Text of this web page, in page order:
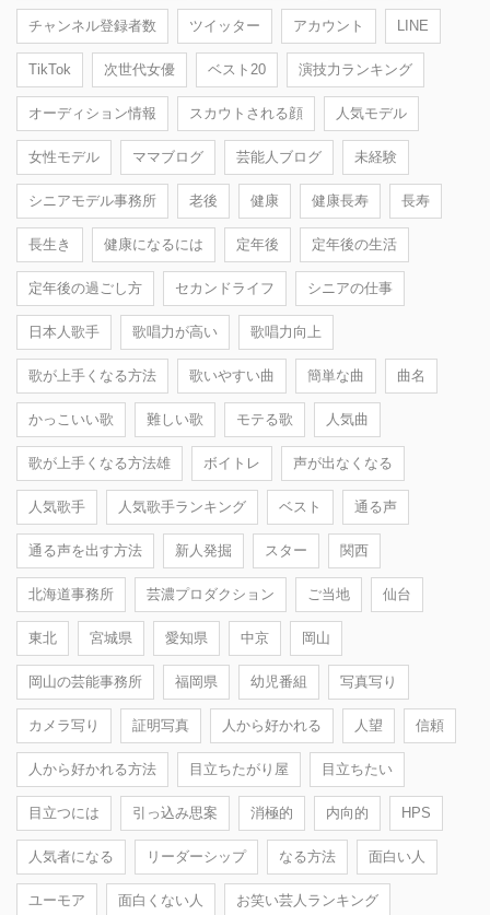
チャンネル登録者数 ツイッター アカウント LINE
TikTok 次世代女優 ベスト20 演技力ランキング
オーディション情報 スカウトされる顔 人気モデル
女性モデル ママブログ 芸能人ブログ 未経験
シニアモデル事務所 老後 健康 健康長寿 長寿
長生き 健康になるには 定年後 定年後の生活
定年後の過ごし方 セカンドライフ シニアの仕事
日本人歌手 歌唱力が高い 歌唱力向上
歌が上手くなる方法 歌いやすい曲 簡単な曲 曲名
かっこいい歌 難しい歌 モテる歌 人気曲
歌が上手くなる方法雄 ボイトレ 声が出なくなる
人気歌手 人気歌手ランキング ベスト 通る声
通る声を出す方法 新人発掘 スター 関西
北海道事務所 芸濃プロダクション ご当地 仙台
東北 宮城県 愛知県 中京 岡山
岡山の芸能事務所 福岡県 幼児番組 写真写り
カメラ写り 証明写真 人から好かれる 人望 信頼
人から好かれる方法 目立ちたがり屋 目立ちたい
目立つには 引っ込み思案 消極的 内向的 HPS
人気者になる リーダーシップ なる方法 面白い人
ユーモア 面白くない人 お笑い芸人ランキング